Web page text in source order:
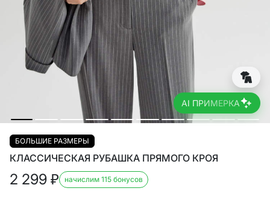
AI ПРИМЕРКА
БОЛЬШИЕ РАЗМЕРЫ
КЛАССИЧЕСКАЯ РУБАШКА ПРЯМОГО КРОЯ
2 299 ₽ начислим 115 бонусов